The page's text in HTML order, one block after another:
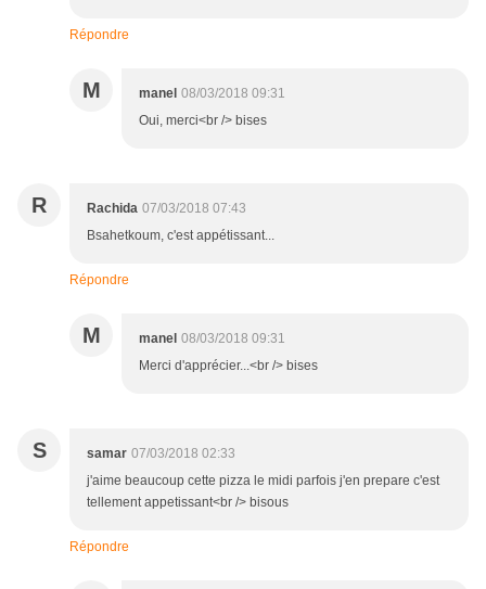
Répondre
M manel 08/03/2018 09:31
Oui, merci<br /> bises
R Rachida 07/03/2018 07:43
Bsahetkoum, c'est appétissant...
Répondre
M manel 08/03/2018 09:31
Merci d'apprécier...<br /> bises
S samar 07/03/2018 02:33
j'aime beaucoup cette pizza le midi parfois j'en prepare c'est
tellement appetissant<br /> bisous
Répondre